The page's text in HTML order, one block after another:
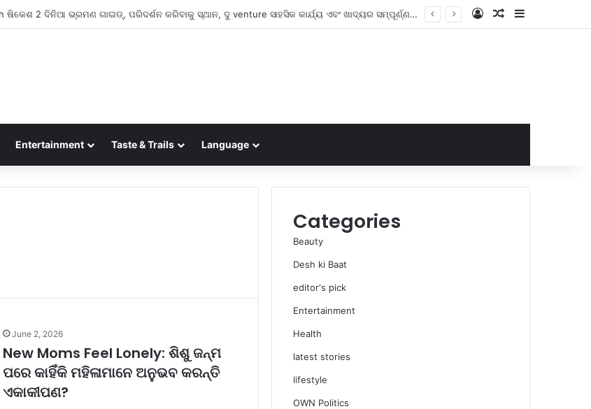
Weekend Trip : Ish ଷିକେଶ 2 ଦିନିଆ ଭ୍ରମଣ ଗାଇଡ୍, ପରିଦର୍ଶନ କରିବାକୁ ସ୍ଥାନ, ଦୁ venture ସାହସିକ କାର୍ଯ୍ୟ ଏବଂ ଖାଦ୍ୟର ସମ୍ପୂର୍ଣ୍ଣ ତାଲିକା | Log InRandom Article
Entertainment Taste & Trails Language
June 2, 2026
New Moms Feel Lonely: ଶିଶୁ ଜନ୍ମ
ପରେ କାହିଁକି ମହିଳାମାନେ ଅନୁଭବ କରନ୍ତି
ଏକାକୀପଣ?
Categories
Beauty
Desh ki Baat
editor's pick
Entertainment
Health
latest stories
lifestyle
OWN Politics